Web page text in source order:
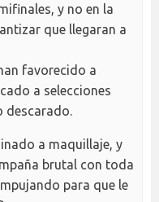
y no en la
que llegaran a
favorecido a
a selecciones
descarado.
a maquillaje, y
brutal con toda
para que le